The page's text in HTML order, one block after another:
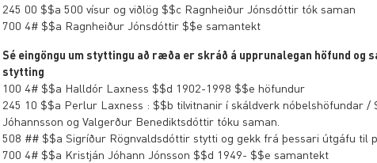
245 00 $$a 500 vísur og viðlög $$c Ragnheiður Jónsdóttir tók saman
700 4# $$a Ragnheiður Jónsdóttir $$e samantekt
Sé eingöngu um styttingu að ræða er skráð á upprunalegan höfund
stytting
100 4# $$a Halldór Laxness $$d 1902-1998 $$e höfundur
245 10 $$a Perlur Laxness : $$b tilvitnanir í skáldverk nóbelshöfundar /
Jóhannsson og Valgerður Benediktsdóttir tóku saman.
508 ## $$a Sigríður Rögnvaldsdóttir stytti og gekk frá þessari útgáfu til
700 4# $$a Kristján Jóhann Jónsson $$d 1949- $$e samantekt